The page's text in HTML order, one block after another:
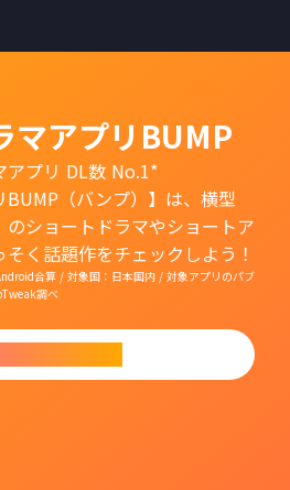
マアプリBUMP
アプリ DL数 No.1*
BUMP（バンプ）】は、横型
のショートドラマやショートア
く話題作をチェックしよう！
合算 / 対象国：日本国内 / 対象アプリのパブ
調べ